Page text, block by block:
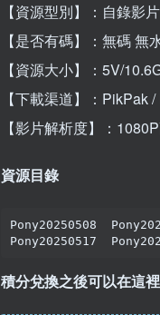
【資源型別】：自錄影片
【是否有碼】：無碼 無
【資源大小】：5V/
【下載渠道】：PikPak
【影片解析度】：
資源目錄
Pony20250508
Pony20250517
積分兌換之後可以在這